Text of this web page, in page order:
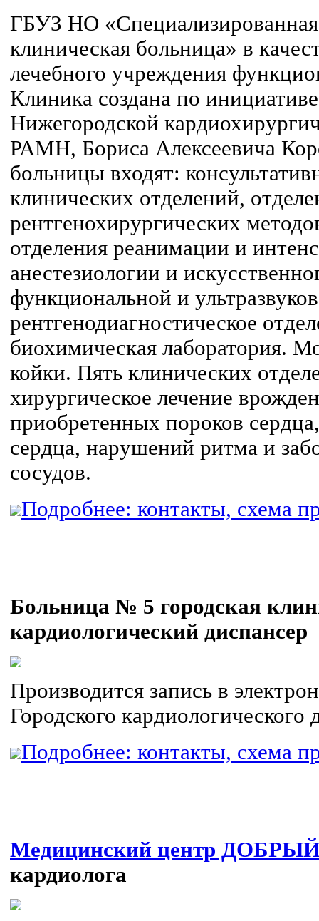
ГБУЗ НО «Специализированная
клиническая больница» в
лечебного учреждения
Клиника создана по
Нижегородской
РАМН, Бориса Алексеевича
больницы входят:
клинических отделений,
рентгенохирургических
отделения реанимации и
анестезиологии и
функциональной и
рентгенодиагностическое
биохимическая лаборатория.
койки. Пять клинических
хирургическое лечение
приобретенных пороков
сердца, нарушений ритма и
сосудов.
Подробнее: контакты, схема
Больница № 5 городская
кардиологический диспансер
Производится запись в
Городского кардиологического
Подробнее: контакты, схема
Медицинский центр
кардиолога